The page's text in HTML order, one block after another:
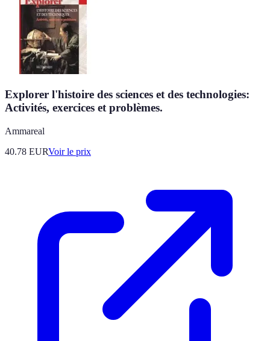
Explorer l'histoire des sciences et des technologies:
Activités, exercices et problèmes.
Ammareal
40.78 EURVoir le prix